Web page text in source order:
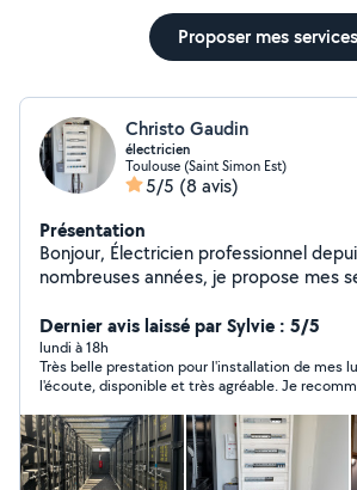
Proposer mes services
Christo Gaudin
électricien
Toulouse (Saint Simon Est)
5/5 (8 avis)
Présentation
Bonjour, Électricien professionnel depuis de
nombreuses années, je propose mes
réactif, j'interviens aussi bien pour des
neuves que pour des rénovations, des
mises aux normes. À l'écoute de mes clients, je
m'engage à fournir un travail soigné,
conforme aux normes en vigueur.
contacter pour un devis.
Dernier avis laissé par Sylvie : 5/5
lundi à 18h
Très belle prestation pour l'installation de mes
l'écoute, disponible et très agréable. Je